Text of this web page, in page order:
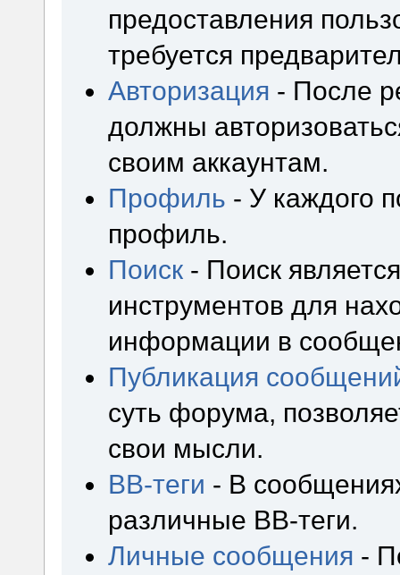
предоставления
требуется
Авторизация - После
должны
своим аккаунтам.
Профиль - У каждого
профиль.
Поиск - Поиск
инструментов для
информации в
Публикация
суть форума,
свои мысли.
BB-теги - В
различные BB-теги.
Личные сообщения -